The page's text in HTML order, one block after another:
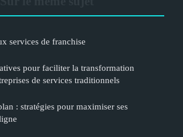
services de franchise
pour faciliter la transformation
de services traditionnels
: stratégies pour maximiser ses